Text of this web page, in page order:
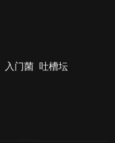
入门菌 吐槽坛